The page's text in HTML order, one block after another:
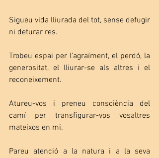
Sigueu vida lliurada del tot, sense defugir
ni deturar res.
Trobeu espai per l’agraïment, el perdó, la
generositat, el lliurar-se als altres i el
reconeixement.
Atureu-vos i preneu consciència del
camí per transfigurar-vos vosaltres
mateixos en mi.
Pareu atenció a la natura i a la seva